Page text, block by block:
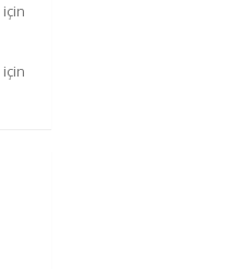
için
için